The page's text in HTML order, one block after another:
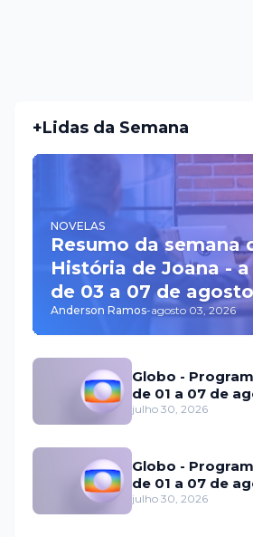
+Lidas da Semana
NOVELAS
Resumo da semana
História de Joana -
de 03 a 07 de agosto
Anderson Ramos-agosto 03, 2026
Globo -
de 01 a 07 de
julho 30, 2026
Globo -
de 01 a 07 de
julho 30, 2026